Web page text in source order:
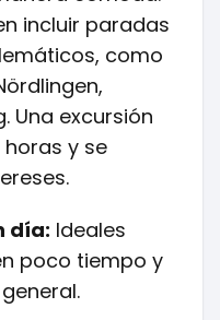
incluir paradas
como
Una excursión
horas y se
día: Ideales
poco tiempo y